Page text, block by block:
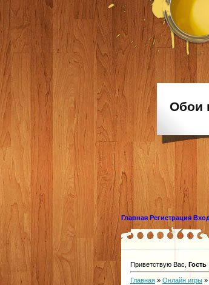
Обои
Главная Регистрация Вход
Приветствую Вас Гость
Главная»Онлайн игры »